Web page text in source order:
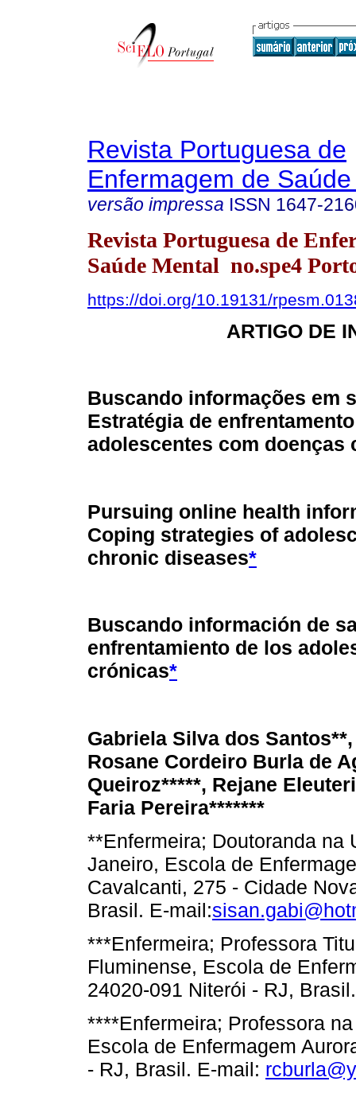
Revista Portuguesa de
Enfermagem de
versão impressa ISSN 1647-
Revista Portuguesa de
Saúde Mental no.spe4
https://doi.org/10.19131/
ARTIGO DE
Buscando informações em
Estratégia de
adolescentes com doenças
Pursuing online health
Coping strategies of
chronic diseases*
Buscando información de
enfrentamiento de los
crónicas*
Gabriela Silva dos
Rosane Cordeiro Burla de
Queiroz*****, Rejane
Faria Pereira*******
**Enfermeira; Doutoranda na
Janeiro, Escola de
Cavalcanti, 275 - Cidade
Brasil. E-mail:
***Enfermeira; Professora
Fluminense, Escola de
24020-091 Niterói - RJ,
****Enfermeira; Professora
Escola de Enfermagem
- RJ, Brasil. E-mail: